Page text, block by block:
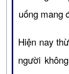
uống mang
Hiện nay
người